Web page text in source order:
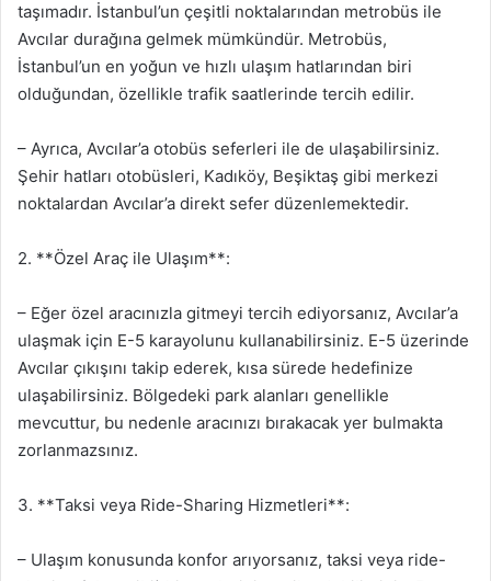
taşımadır. İstanbul’un çeşitli noktalarından metrobüs ile
Avcılar durağına gelmek mümkündür. Metrobüs,
İstanbul’un en yoğun ve hızlı ulaşım hatlarından biri
olduğundan, özellikle trafik saatlerinde tercih edilir.
– Ayrıca, Avcılar’a otobüs seferleri ile de ulaşabilirsiniz.
Şehir hatları otobüsleri, Kadıköy, Beşiktaş gibi merkezi
noktalardan Avcılar’a direkt sefer düzenlemektedir.
2. **Özel Araç ile Ulaşım**:
– Eğer özel aracınızla gitmeyi tercih ediyorsanız, Avcılar’a
ulaşmak için E-5 karayolunu kullanabilirsiniz. E-5 üzerinde
Avcılar çıkışını takip ederek, kısa sürede hedefinize
ulaşabilirsiniz. Bölgedeki park alanları genellikle
mevcuttur, bu nedenle aracınızı bırakacak yer bulmakta
zorlanmazsınız.
3. **Taksi veya Ride-Sharing Hizmetleri**:
– Ulaşım konusunda konfor arıyorsanız, taksi veya ride-